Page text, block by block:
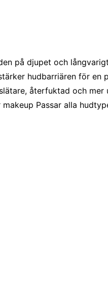
på djupet och
hudbarriären för en
återfuktad och mer
Passar alla